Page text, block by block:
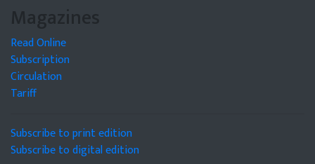
Magazines
Read Online
Subscription
Circulation
Tariff
Subscribe to print edition
Subscribe to digital edition